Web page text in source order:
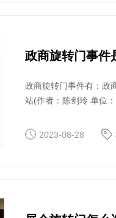
政商旋转门事件
政商旋转门事件有：政
站(作者：陈剑玲 单位
2023-08-28